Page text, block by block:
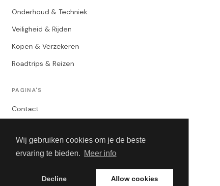
Wij gebruiken cookies om je de beste
ervaring te bieden. Meer info
Decline Allow cookies
Onderhoud & Techniek
Veiligheid & Rijden
Kopen & Verzekeren
Roadtrips & Reizen
PAGINA'S
Contact
Algemene Voorwaarden
Adverteren